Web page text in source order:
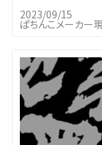
2023/09/15
ぱちんこメーカー